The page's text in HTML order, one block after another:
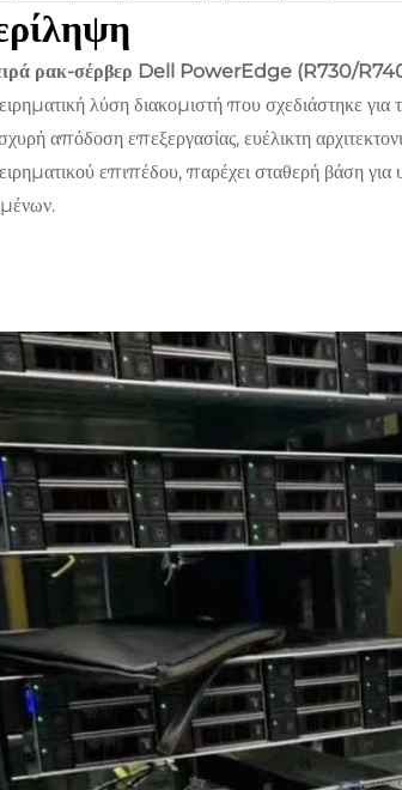
ρακ-σέρβερ Dell PowerEdge (R730/
λύση διακομιστή που σχεδιάστηκε
απόδοση επεξεργασίας, ευέλικτη
επιπέδου, παρέχει σταθερή βάση για